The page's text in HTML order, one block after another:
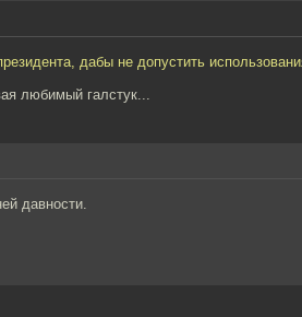
дабы не допустить
любимый галстук...
давности.